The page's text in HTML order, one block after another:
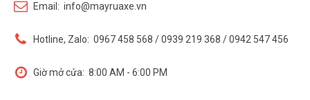
Email: info@mayruaxe.vn
Hotline, Zalo: 0967 458 568 / 0939 219 368 / 0942 547 456
Giờ mở cửa: 8:00 AM - 6:00 PM